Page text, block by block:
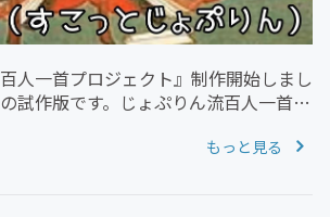
人一首プロジェクト』制作開始しまし
試作版です。じょぷりん流百人一首解
もっと見る